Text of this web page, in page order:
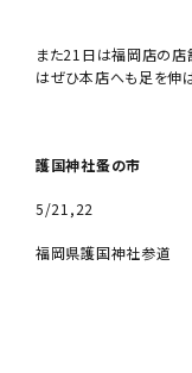
また21日は福岡店の店
はぜひ本店へも足を伸
護国神社蚤の市
5/21,22
福岡県護国神社参道